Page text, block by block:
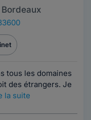
tous les domaines
des étrangers. Je
la suite